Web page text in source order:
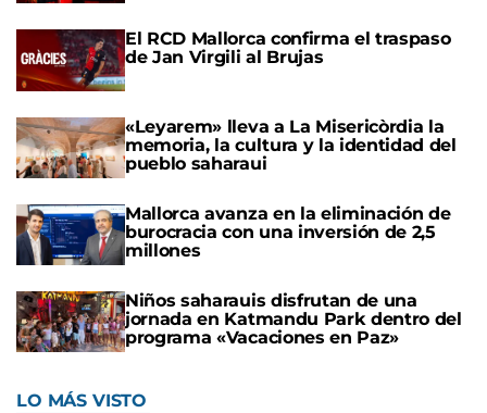
El RCD Mallorca confirma el traspaso
de Jan Virgili al Brujas
«Leyarem» lleva a La Misericòrdia la
memoria, la cultura y la identidad del
pueblo saharaui
Mallorca avanza en la eliminación de
burocracia con una inversión de 2,5
millones
Niños saharauis disfrutan de una
jornada en Katmandu Park dentro del
programa «Vacaciones en Paz»
LO MÁS VISTO